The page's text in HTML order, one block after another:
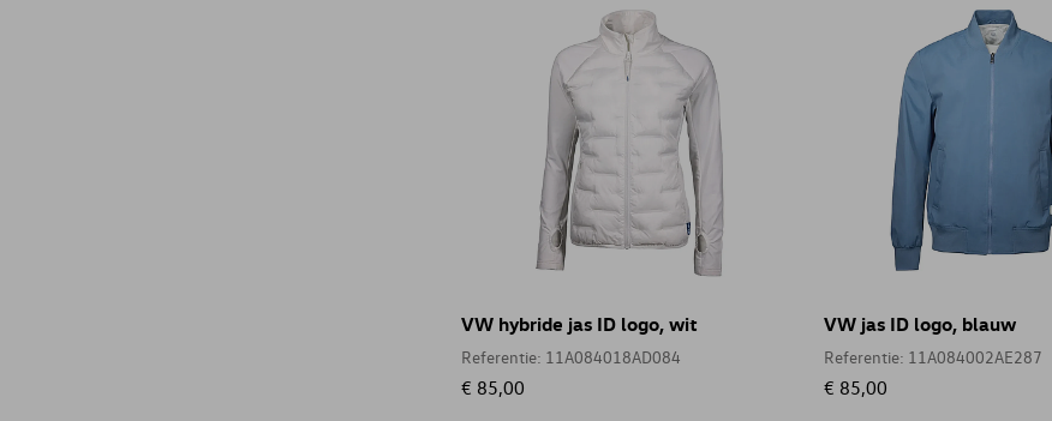
VW hybride jas ID logo, wit
Referentie: 11A084018AD084
€ 85,00
VW jas ID logo, blauw
Referentie: 11A084002AE287
€ 85,00